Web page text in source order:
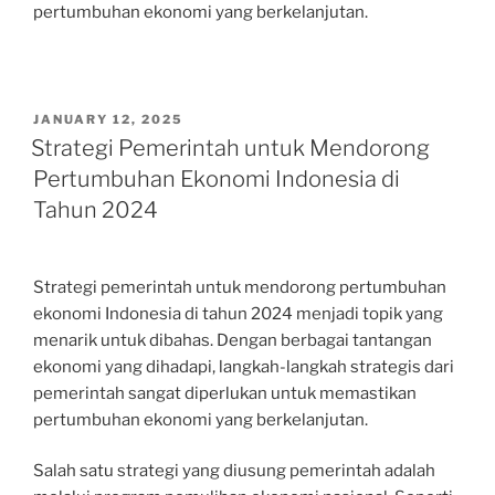
pertumbuhan ekonomi yang berkelanjutan.
POSTED
ON
JANUARY 12, 2025
Strategi Pemerintah untuk Mendorong
Pertumbuhan Ekonomi Indonesia di
Tahun 2024
Strategi pemerintah untuk mendorong pertumbuhan
ekonomi Indonesia di tahun 2024 menjadi topik yang
menarik untuk dibahas. Dengan berbagai tantangan
ekonomi yang dihadapi, langkah-langkah strategis dari
pemerintah sangat diperlukan untuk memastikan
pertumbuhan ekonomi yang berkelanjutan.
Salah satu strategi yang diusung pemerintah adalah